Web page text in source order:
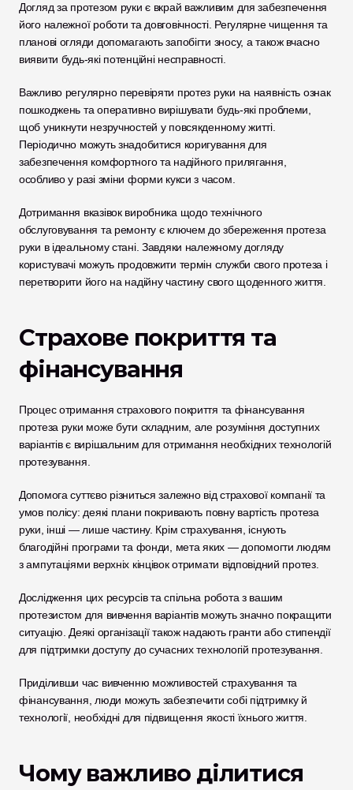
Догляд за протезом руки є вкрай важливим для забезпечення
його належної роботи та довговічності. Регулярне чищення та
планові огляди допомагають запобігти зносу, а також вчасно
виявити будь-які потенційні несправності.
Важливо регулярно перевіряти протез руки на наявність ознак
пошкоджень та оперативно вирішувати будь-які проблеми,
щоб уникнути незручностей у повсякденному житті.
Періодично можуть знадобитися коригування для
забезпечення комфортного та надійного прилягання,
особливо у разі зміни форми кукси з часом.
Дотримання вказівок виробника щодо технічного
обслуговування та ремонту є ключем до збереження протеза
руки в ідеальному стані. Завдяки належному догляду
користувачі можуть продовжити термін служби свого протеза і
перетворити його на надійну частину свого щоденного життя.
Страхове покриття та
фінансування
Процес отримання страхового покриття та фінансування
протеза руки може бути складним, але розуміння доступних
варіантів є вирішальним для отримання необхідних технологій
протезування.
Допомога суттєво різниться залежно від страхової компанії та
умов полісу: деякі плани покривають повну вартість протеза
руки, інші — лише частину. Крім страхування, існують
благодійні програми та фонди, мета яких — допомогти людям
з ампутаціями верхніх кінцівок отримати відповідний протез.
Дослідження цих ресурсів та спільна робота з вашим
протезистом для вивчення варіантів можуть значно покращити
ситуацію. Деякі організації також надають гранти або стипендії
для підтримки доступу до сучасних технологій протезування.
Приділивши час вивченню можливостей страхування та
фінансування, люди можуть забезпечити собі підтримку й
технології, необхідні для підвищення якості їхнього життя.
Чому важливо ділитися